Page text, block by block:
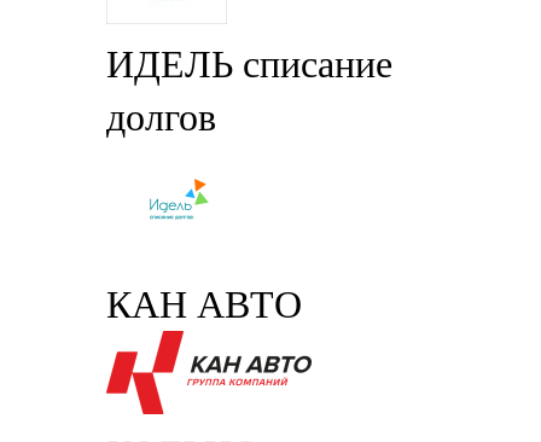
ИДЕЛЬ списание
долгов
КАН АВТО